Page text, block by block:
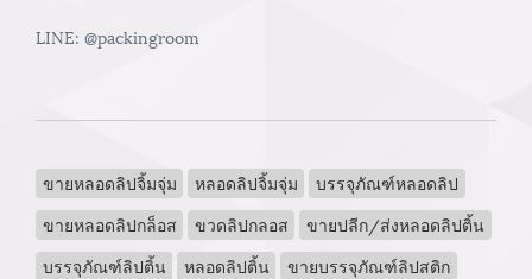
LINE: @packingroom
ขายหลอดลิปจิ้มจุ่ม หลอดลิปจิ้มจุ่ม
บรรจุภัณฑ์หลอดลิป
ขายหลอดลิปกล็อส
ขวดลิปกลอส
ขายปลีก/ส่งหลอดลิปติ้น
บรรจุภัณฑ์ลิปติ้น
หลอดลิปติ้น
ขายบรรจุภัณฑ์ลิปสติก